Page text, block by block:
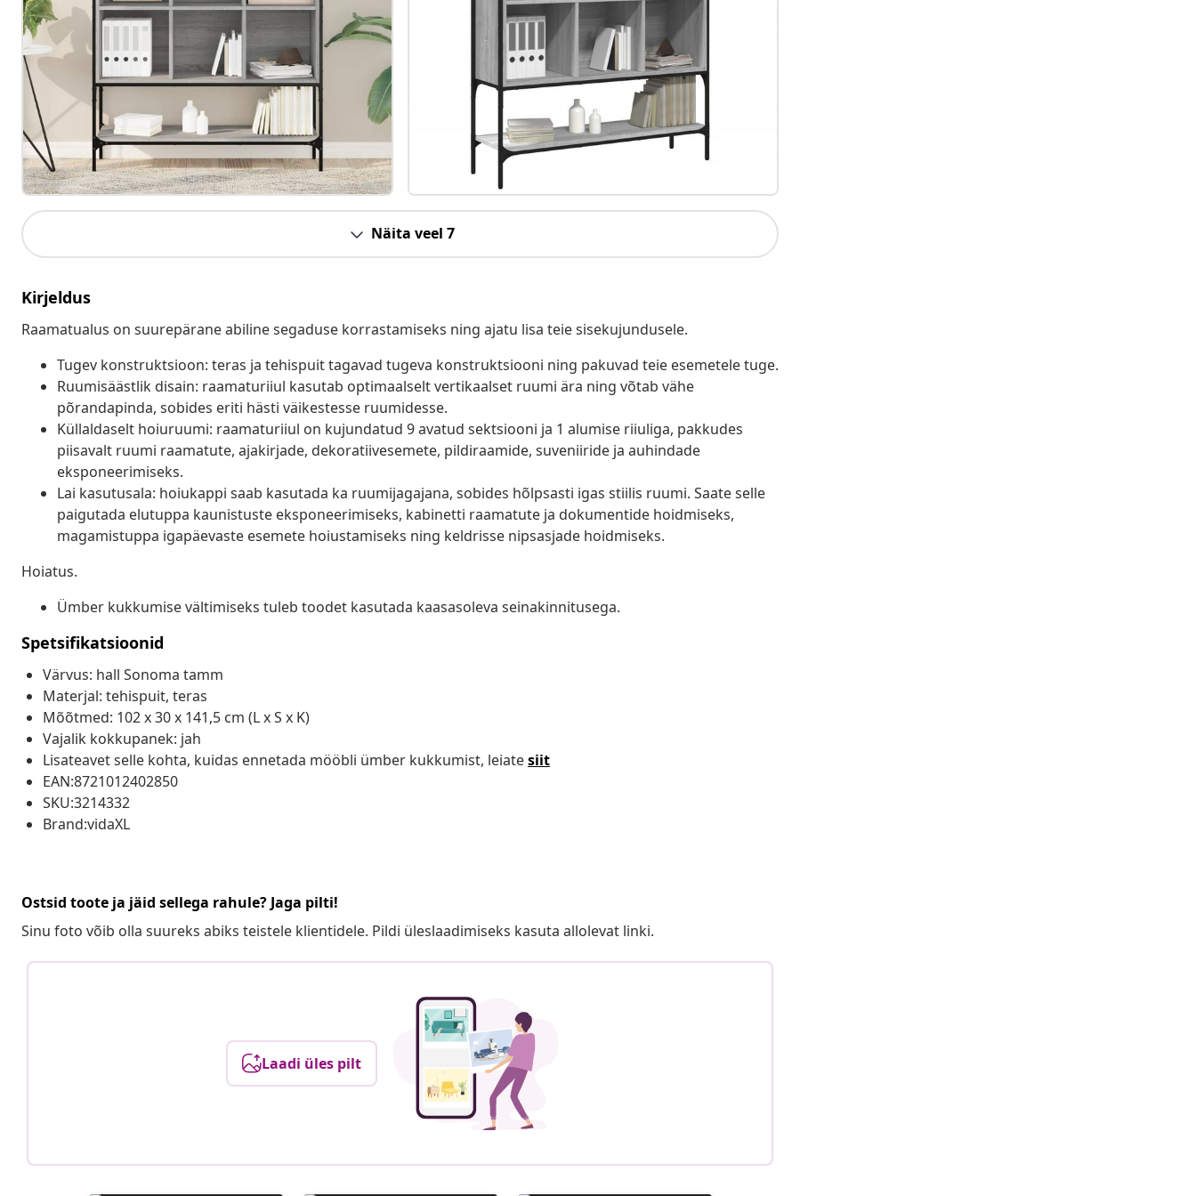
Näita veel 7
Kirjeldus
Raamatualus on suurepärane abiline segaduse korrastamiseks ning ajatu lisa teie sisekujundusele.
Tugev konstruktsioon: teras ja tehispuit tagavad tugeva konstruktsiooni ning pakuvad teie esemetele tuge.
Ruumisäästlik disain: raamaturiiul kasutab optimaalselt vertikaalset ruumi ära ning võtab vähe
põrandapinda, sobides eriti hästi väikestesse ruumidesse.
Küllaldaselt hoiuruumi: raamaturiiul on kujundatud 9 avatud sektsiooni ja 1 alumise riiuliga, pakkudes
piisavalt ruumi raamatute, ajakirjade, dekoratiivesemete, pildiraamide, suveniiride ja auhindade
eksponeerimiseks.
Lai kasutusala: hoiukappi saab kasutada ka ruumijagajana, sobides hõlpsasti igas stiilis ruumi. Saate selle
paigutada elutuppa kaunistuste eksponeerimiseks, kabinetti raamatute ja dokumentide hoidmiseks,
magamistuppa igapäevaste esemete hoiustamiseks ning keldrisse nipsasjade hoidmiseks.
Hoiatus.
Ümber kukkumise vältimiseks tuleb toodet kasutada kaasasoleva seinakinnitusega.
Spetsifikatsioonid
Värvus: hall Sonoma tamm
Materjal: tehispuit, teras
Mõõtmed: 102 x 30 x 141,5 cm (L x S x K)
Vajalik kokkupanek: jah
Lisateavet selle kohta, kuidas ennetada mööbli ümber kukkumist, leiatesiit
EAN:8721012402850
SKU:3214332
Brand:vidaXL
Ostsid toote ja jäid sellega rahule? Jaga pilti!
Sinu foto võib olla suureks abiks teistele klientidele. Pildi üleslaadimiseks kasuta allolevat linki.
Laadi üles pilt